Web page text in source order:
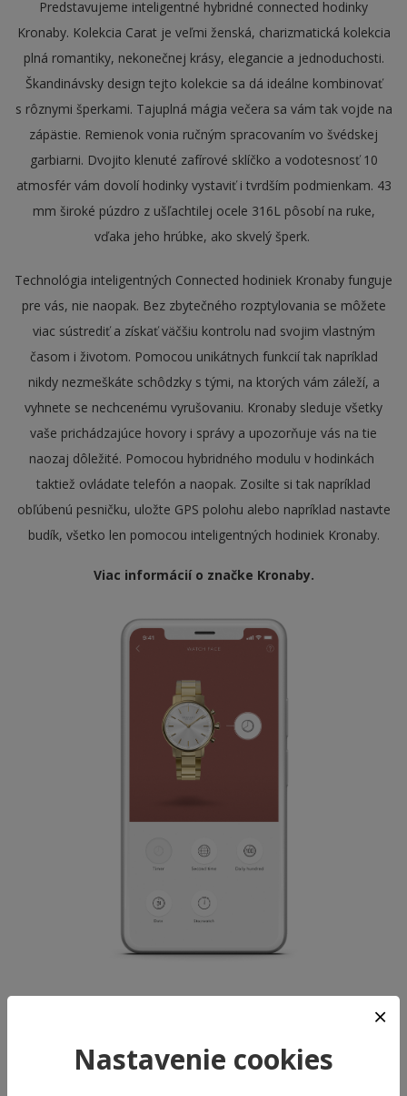
Predstavujeme inteligentné hybridné connected hodinky
Kronaby. Kolekcia Carat je veľmi ženská, charizmatická kolekcia
plná romantiky, nekonečnej krásy, elegancie a jednoduchosti.
Škandinávsky design tejto kolekcie sa dá ideálne kombinovať
s rôznymi šperkami. Tajuplná mágia večera sa vám tak vojde na
zápästie. Remienok vonia ručným spracovaním vo švédskej
garbiarni. Dvojito klenuté zafírové sklíčko a vodotesnosť 10
atmosfér vám dovolí hodinky vystaviť i tvrdším podmienkam. 43
mm široké púzdro z ušľachtilej ocele 316L pôsobí na ruke,
vďaka jeho hrúbke, ako skvelý šperk.
Technológia inteligentných Connected hodiniek Kronaby funguje
pre vás, nie naopak. Bez zbytečného rozptylovania se môžete
viac sústrediť a získať väčšiu kontrolu nad svojim vlastným
časom i životom. Pomocou unikátnych funkcií tak napríklad
nikdy nezmeškáte schôdzky s tými, na ktorých vám záleží, a
vyhnete se nechcenému vyrušovaniu. Kronaby sleduje všetky
vaše prichádzajúce hovory i správy a upozorňuje vás na tie
naozaj dôležité. Pomocou hybridného modulu v hodinkách
taktiež ovládate telefón a naopak. Zosilte si tak napríklad
obľúbenú pesničku, uložte GPS polohu alebo napríklad nastavte
budík, všetko len pomocou inteligentných hodiniek Kronaby.
Viac informácií o značke Kronaby.
Nastavenie cookies